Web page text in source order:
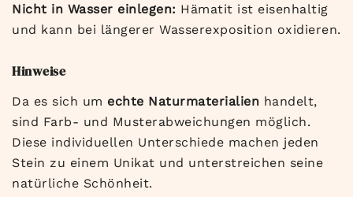
Nicht in Wasser einlegen: Hämatit ist eisenhaltig
und kann bei längerer Wasserexposition oxidieren.
Hinweise
Da es sich um echte Naturmaterialien handelt,
sind Farb- und Musterabweichungen möglich.
Diese individuellen Unterschiede machen jeden
Stein zu einem Unikat und unterstreichen seine
natürliche Schönheit.